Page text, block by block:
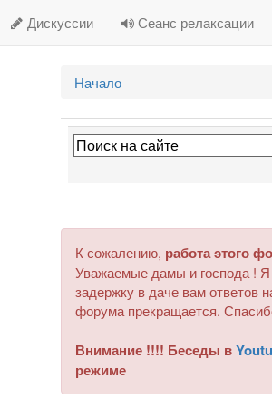
Дискуссии Сеанс релаксации
Начало
К сожалению, работа этого
Уважаемые дамы и господа ! Я
задержку в даче вам ответов
форума прекращается.
Внимание !!!! Беседы в
режиме